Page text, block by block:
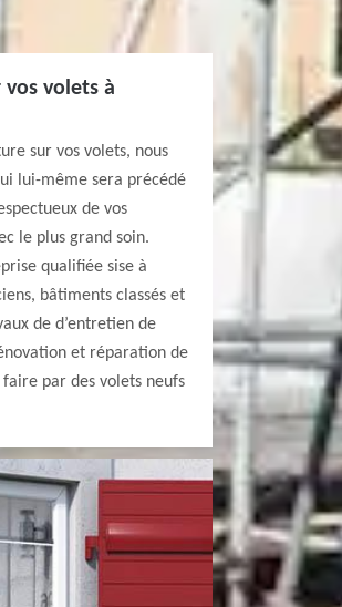
volets à
sur vos volets, nous
lui-même sera précédé
de vos
le plus grand soin.
qualifiée sise à
bâtiments classés et
de d’entretien de
et réparation de
par des volets neufs